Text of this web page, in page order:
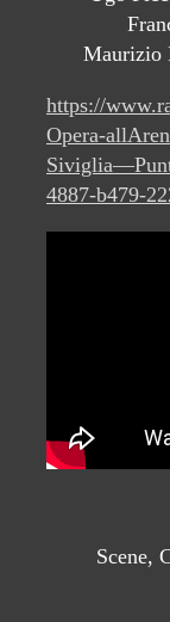
Maurizio
https://
Opera-
4887-b479-
Scene,